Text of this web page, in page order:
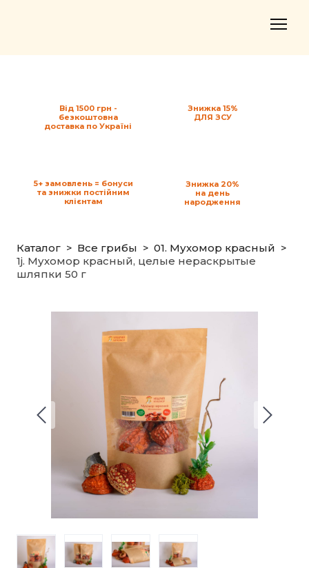
Знижка 15%
ДЛЯ ЗСУ
Від 1500 грн -
безкоштовна
доставка по Україні
5+ замовлень = бонуси
та знижки постійним
клієнтам
Знижка 20%
на день
народження
Каталог Все грибы
01. Мухомор красный
1j. Мухомор красный, целые нераскрытые
шляпки 50 г